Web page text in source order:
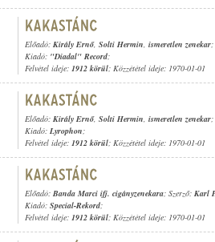
Előadó: Király Ernő, Solti Hermin, ismeretlen zenekar;
Kiadó: "Diadal" Record;
Felvétel ideje: 1912 körül; Közzététel ideje: 1970-01-01
Előadó: Király Ernő, Solti Hermin, ismeretlen zenekar;
Kiadó: Lyrophon;
Felvétel ideje: 1912 körül; Közzététel ideje: 1970-01-01
Előadó: Banda Marci ifj. cigányzenekara; Szerző: Karl
Kiadó: Special-Rekord;
Felvétel ideje: 1912 körül; Közzététel ideje: 1970-01-01